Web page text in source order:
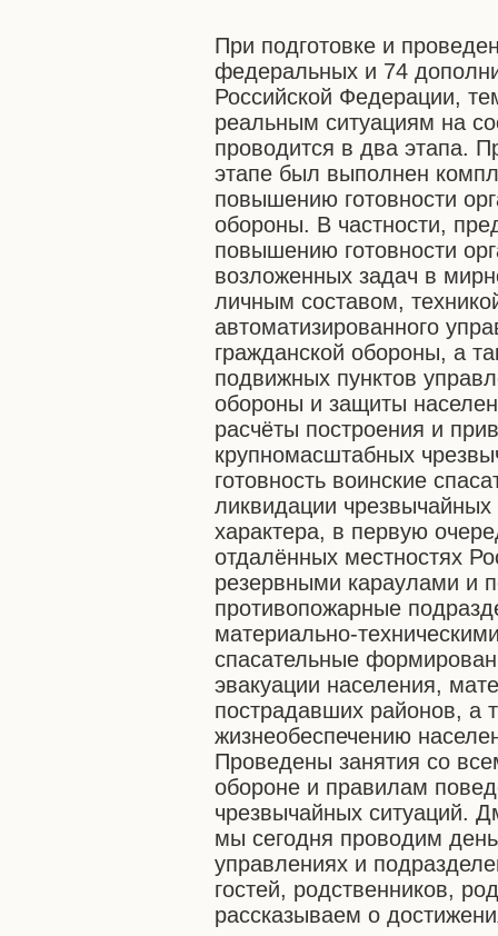
При подготовке и
федеральных и 74
Российской Федерации,
реальным ситуациям на
проводится в два этапа.
этапе был выполнен
повышению готовности
обороны. В частности,
повышению готовности
возложенных задач в
личным составом,
автоматизированного
гражданской обороны, а
подвижных пунктов
обороны и защиты
расчёты построения и
крупномасштабных
готовность воинские
ликвидации чрезвычайных
характера, в первую
отдалённых местностях
резервными караулами и
противопожарные
материально-
спасательные
эвакуации населения,
пострадавших районов, а
жизнеобеспечению
Проведены занятия со
обороне и правилам
чрезвычайных ситуаций.
мы сегодня проводим
управлениях и
гостей, родственников,
рассказываем о